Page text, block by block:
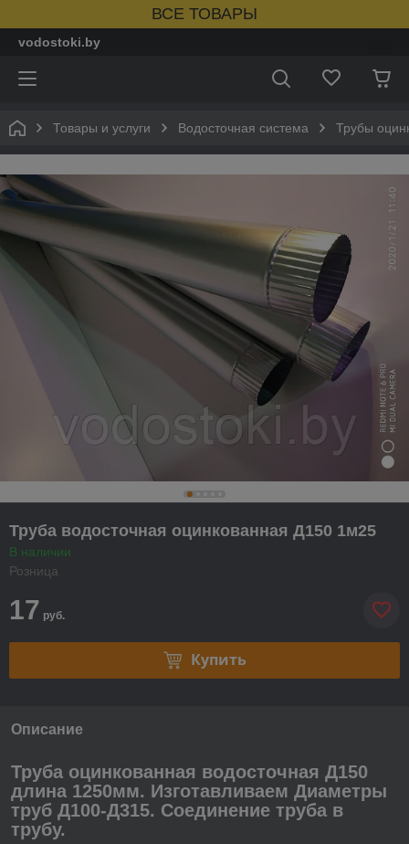
ВСЕ ТОВАРЫ
vodostoki.by
Товары и услуги Водосточная система Трубы
Труба водосточная оцинкованная Д150 1м25
В наличии
Розница
17 руб.
Купить
Описание
Труба оцинкованная водосточная Д150
длина 1250мм. Изготавливаем Диаметры
труб Д100-Д315. Соединение труба в
трубу.